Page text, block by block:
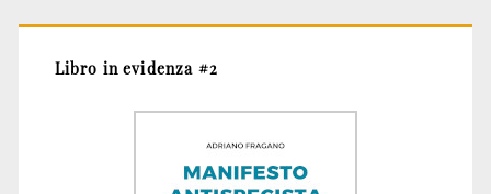
Libro in evidenza #2